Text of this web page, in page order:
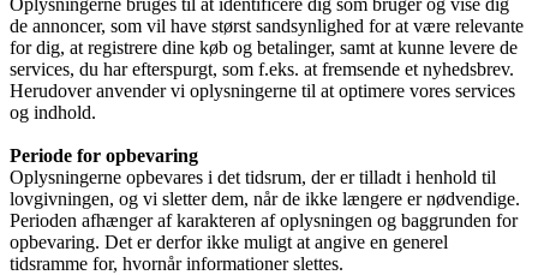
de annoncer, som vil have størst sandsynlighed for at være relevante
for dig, at registrere dine køb og betalinger, samt at kunne levere de
services, du har efterspurgt, som f.eks. at fremsende et nyhedsbrev.
Herudover anvender vi oplysningerne til at optimere vores services
og indhold.
Periode for opbevaring
Oplysningerne opbevares i det tidsrum, der er tilladt i henhold til
lovgivningen, og vi sletter dem, når de ikke længere er nødvendige.
Perioden afhænger af karakteren af oplysningen og baggrunden for
opbevaring. Det er derfor ikke muligt at angive en generel
tidsramme for, hvornår informationer slettes.